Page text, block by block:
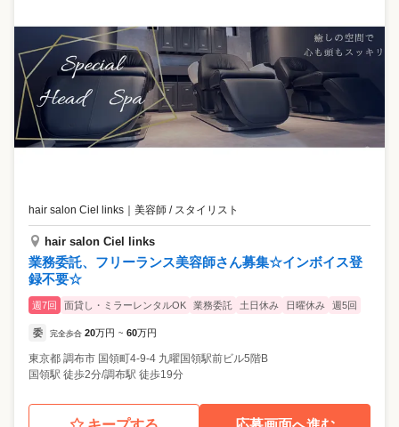
hair salon Ciel links 美容師 / スタイリスト
hair salon Ciel links
業務委託、フリーランス美容師さん募集☆インボイス登
録不要☆
週7回 面貸し・ミラーレンタルOK 業務委託 土日休み 日曜休み 週5回
委 完全歩合 20万円 ~ 60万円
東京都 調布市 国領町4-9-4 九曜国領駅前ビル5階B
国領駅 徒歩2分/調布駅 徒歩19分